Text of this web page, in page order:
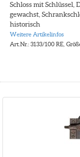
Schloss mit Schlüssel,
gewachst,
historisch
Weitere Artikelinfos
Art.Nr.: 3133/100 RE,